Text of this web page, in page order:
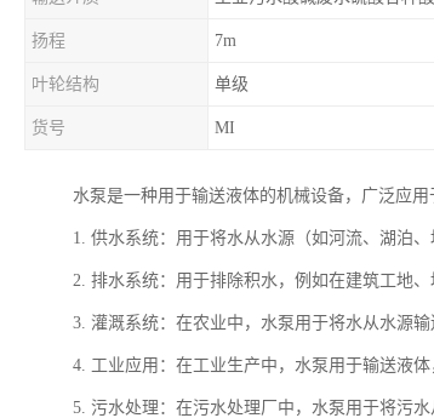
扬程 7m
叶轮结构 单级
货号 MI
水泵是一种用于输送液体的机械设备，广泛应用
1. 供水系统：用于将水从水源（如河流、湖泊
2. 排水系统：用于排除积水，例如在建筑工地
3. 灌溉系统：在农业中，水泵用于将水从水源
4. 工业应用：在工业生产中，水泵用于输送液
5. 污水处理：在污水处理厂中，水泵用于将污